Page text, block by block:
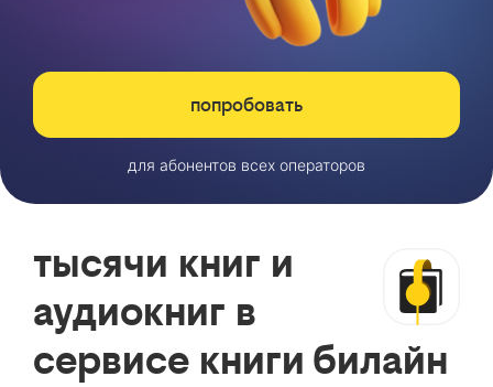
попробовать
для абонентов всех операторов
тысячи книг и
аудиокниг в
сервисе книги билайн